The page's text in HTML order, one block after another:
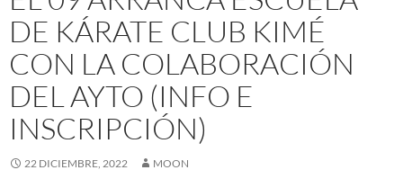
DE KÁRATE CLUB KIMÉ
CON LA COLABORACIÓN
DEL AYTO (INFO E
INSCRIPCIÓN)
22 DICIEMBRE, 2022 MOON